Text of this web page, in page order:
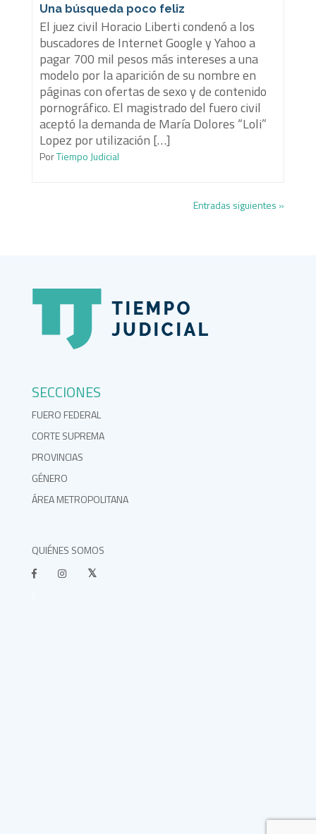
Una búsqueda poco feliz
El juez civil Horacio Liberti condenó a los
buscadores de Internet Google y Yahoo a
pagar 700 mil pesos más intereses a una
modelo por la aparición de su nombre en
páginas con ofertas de sexo y de contenido
pornográfico. El magistrado del fuero civil
aceptó la demanda de María Dolores “Loli”
Lopez por utilización […]
PorTiempo Judicial
Entradas siguientes »
SECCIONES
FUERO FEDERAL
CORTE SUPREMA
PROVINCIAS
GÉNERO
ÁREA METROPOLITANA
QUIÉNES SOMOS